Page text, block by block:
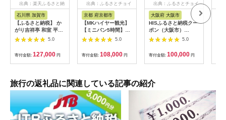
出典：楽天ふるさと納
石川県 加賀市
【ふるさと納税】 か
がり吉祥亭 和室 平日
限定 ペア宿泊券 1泊2
食付 2名 ペア 食事付
温泉 宿泊券 旅行 トラ
ベル 宿泊 宿泊施設 宿
レジャー F6P-0991
5.0
寄付金額: 127,000 円
出典：ふるさとチョイ
京都 府京都市
【MKハイヤー観光】
【ミニバン5時間】ド
ライバーとめぐるとっ
ておきの京都観光（3
／21-6／20・10／1-
11／30）
5.0
寄付金額: 108,000 円
出典：ふるさとチョイ
大阪府 大阪市
HISふるさと納税クー
ポン（大阪市）
30,000円分_OS039-
5.0
寄付金額: 100,000 円
旅行の返礼品に関連している記事の紹介